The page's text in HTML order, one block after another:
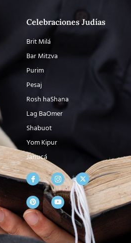
Celebraciones Judías
Brit Milá
Bar Mitzva
Purim
Pesaj
Rosh haShana
Lag BaOmer
Shabuot
Yom Kipur
Janucá